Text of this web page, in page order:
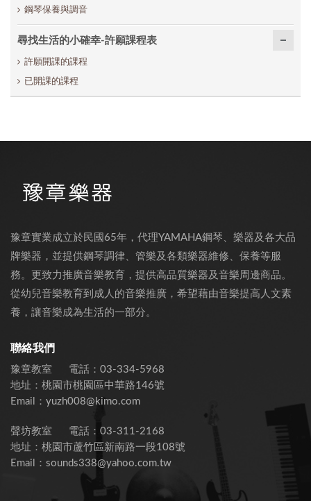
鋼琴保養與調音
尋找生活的小確幸-許願課程表
許願開課的課程
已開課的課程
豫章實業成立於民國65年，代理YAMAHA鋼琴、樂器及各大品
牌樂器，並提供鋼琴調律、管樂及各類樂器維修、保養等服
務。更致力推廣音樂教育，提供高品質樂器及音樂周邊商品。
從幼兒音樂教育到成人的音樂推廣，希望藉由音樂提高人文素
養，讓音樂成為生活的一部分。
聯絡我們
豫章教室 電話： 03-334-5968
地址： 桃園市桃園區中華路146號
Email： yuzh008@kimo.com
聲坊教室 電話： 03-311-2168
地址： 桃園市蘆竹區新南路一段108號
Email： sounds338@yahoo.com.tw